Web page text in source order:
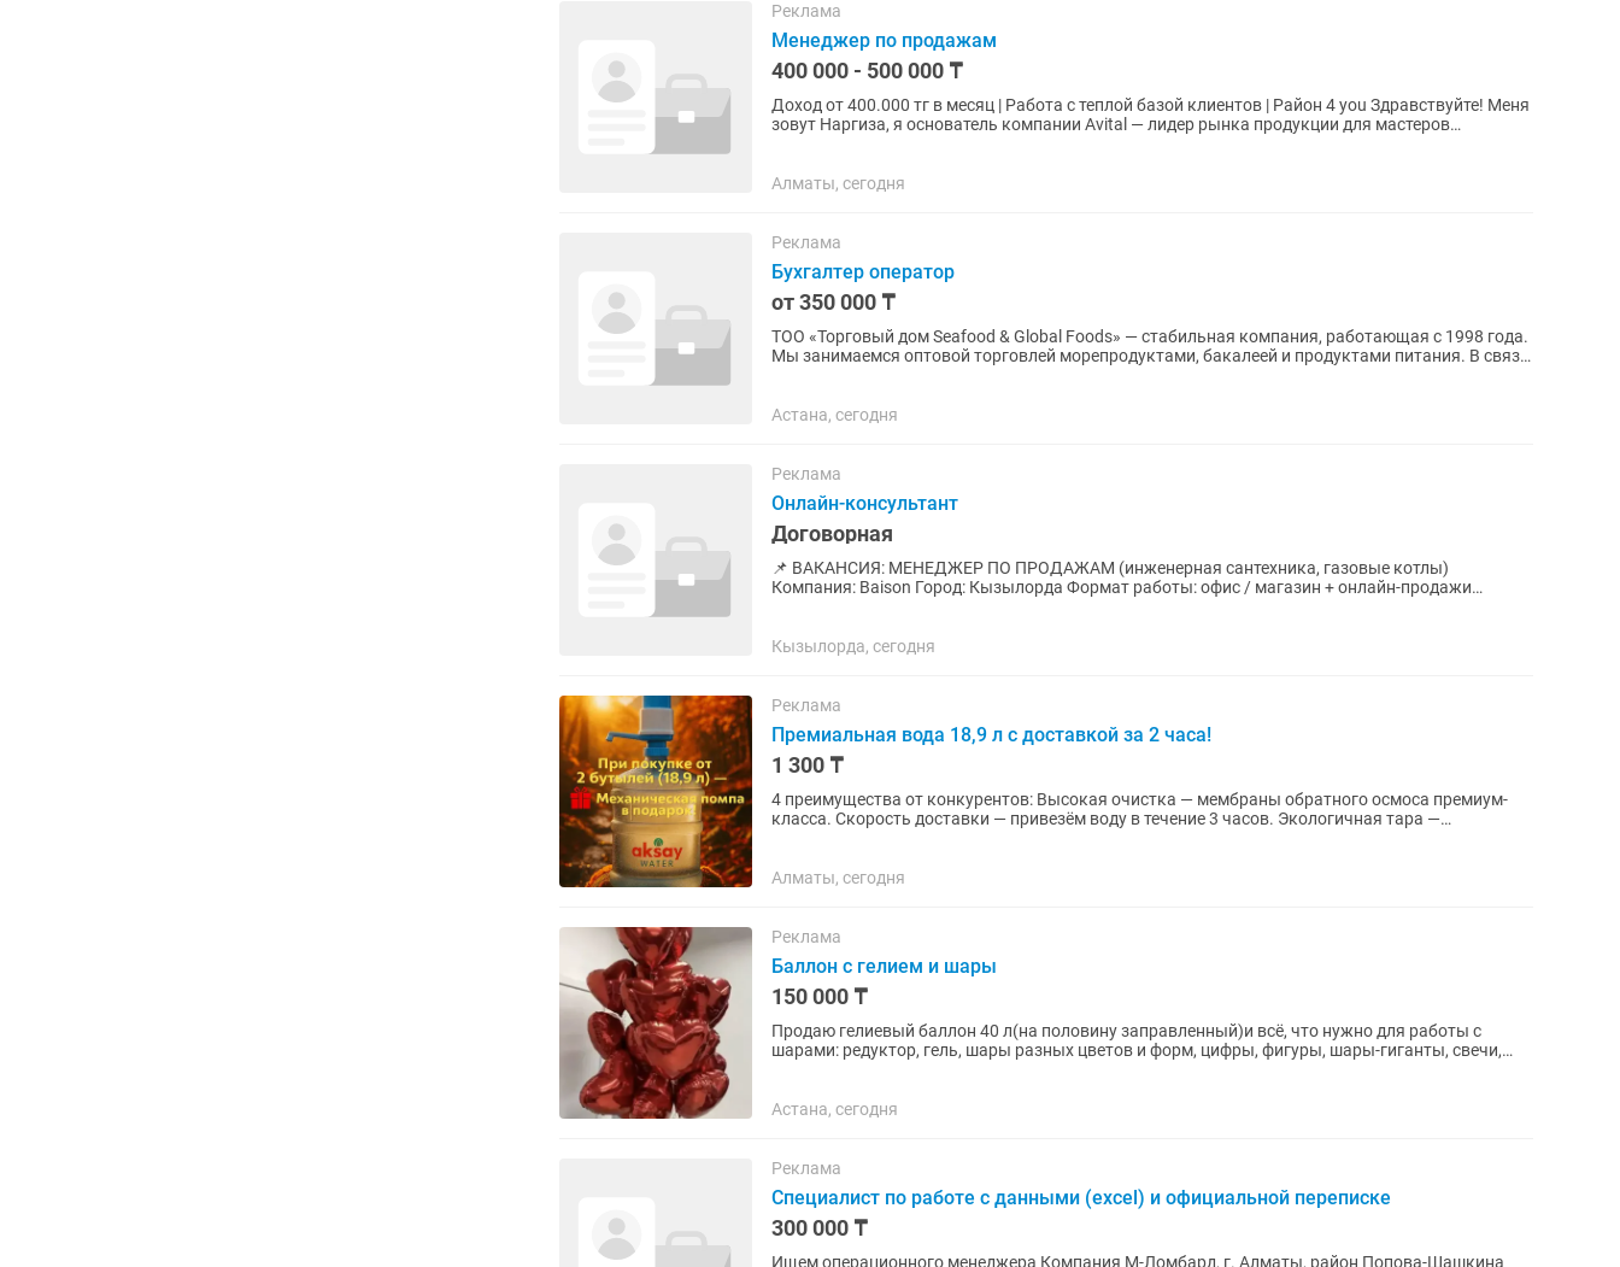
Реклама
Менеджер по продажам
400 000 - 500 000 ₸
Доход от 400.000 тг в месяц | Работа с теплой базой клиентов | Район 4 you Здравствуйте! Меня
зовут Наргиза, я основатель компании Avital — лидер рынка продукции для мастеров
Алматы, сегодня
Реклама
Бухгалтер оператор
от 350 000 ₸
ТОО «Торговый дом Seafood & Global Foods» — стабильная компания, работающая с 1998 года.
Мы занимаемся оптовой торговлей морепродуктами, бакалеей и продуктами питания. В связи
Астана, сегодня
Реклама
Онлайн-консультант
Договорная
📌 ВАКАНСИЯ: МЕНЕДЖЕР ПО ПРОДАЖАМ (инженерная сантехника, газовые котлы)
Компания: Baison Город: Кызылорда Формат работы: офис / магазин + онлайн-продажи
Кызылорда, сегодня
Реклама
Премиальная вода 18,9 л с доставкой за 2 часа!
1 300 ₸
4 преимущества от конкурентов: Высокая очистка — мембраны обратного осмоса премиум-
класса. Скорость доставки — привезём воду в течение 3 часов. Экологичная тара —
Алматы, сегодня
Реклама
Баллон с гелием и шары
150 000 ₸
Продаю гелиевый баллон 40 л(на половину заправленный)и всё, что нужно для работы с
шарами: редуктор, гель, шары разных цветов и форм, цифры, фигуры, шары-гиганты, свечи,
Астана, сегодня
Реклама
Специалист по работе с данными (excel) и официальной переписке
300 000 ₸
Ищем операционного менеджера Компания М-Ломбард, г. Алматы, район Попова-Шашкина